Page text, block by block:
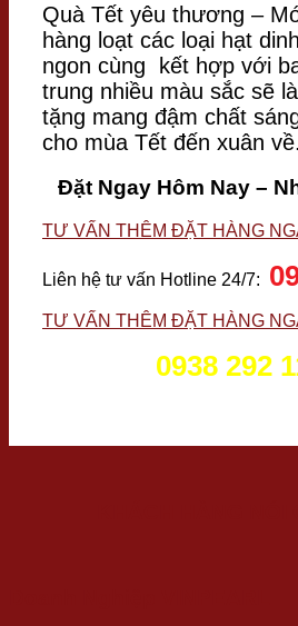
Quà Tết yêu thương –
hàng loạt các loại hạt
ngon cùng kết hợp với
trung nhiều màu sắc sẽ
tặng mang đậm chất
cho mùa Tết đến xuân về.
Đặt Ngay Hôm Nay –
TƯ VẤN THÊM ĐẶT HÀNG
Liên hệ tư vấn Hotline 24/7:
TƯ VẤN THÊM ĐẶT HÀNG
0938 292